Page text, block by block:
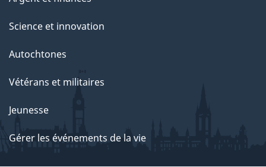
Science et innovation
Autochtones
Vétérans et militaires
Jeunesse
Gérer les événements de la vie